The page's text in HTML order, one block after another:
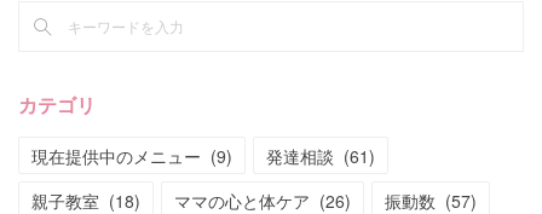
カテゴリ
現在提供中のメニュー (9) 発達相談 (61)
親子教室 (18) ママの心と体ケア (26) 振動数 (57)